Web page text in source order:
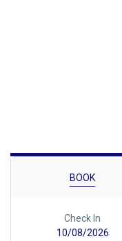
BOOK
Check In
10/08/2026